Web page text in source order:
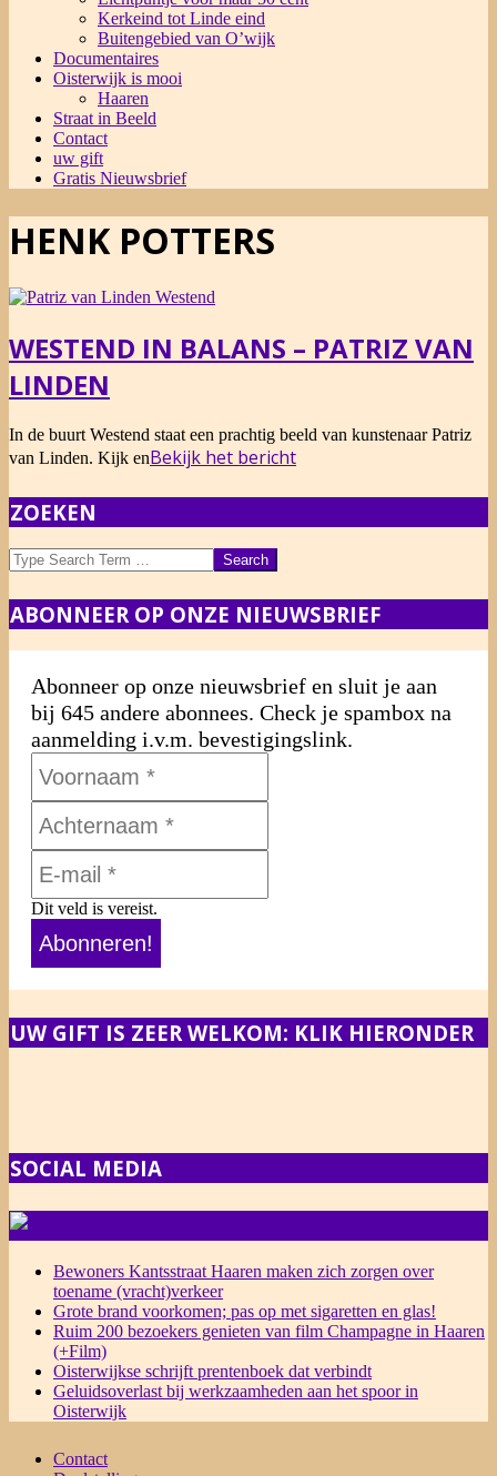
Kerkeind tot Linde eind
Buitengebied van O’wijk
Documentaires
Oisterwijk is mooi
Haaren
Straat in Beeld
Contact
uw gift
Gratis Nieuwsbrief
HENK POTTERS
WESTEND IN BALANS – PATRIZ VAN
LINDEN
2014-
01-
In de buurt Westend staat een prachtig beeld van kunstenaar Patriz
van Linden. Kijk enBekijk het bericht
ZOEKEN
Search
ABONNEER OP ONZE NIEUWSBRIEF
Abonneer op onze nieuwsbrief en sluit je aan
bij 645 andere abonnees. Check je spambox na
aanmelding i.v.m. bevestigingslink.
Dit veld is vereist.
UW GIFT IS ZEER WELKOM: KLIK HIERONDER
SOCIAL MEDIA
Bewoners Kantsstraat Haaren maken zich zorgen over
toename (vracht)verkeer
Grote brand voorkomen; pas op met sigaretten en glas!
Ruim 200 bezoekers genieten van film Champagne in Haaren
(+Film)
Oisterwijkse schrijft prentenboek dat verbindt
Geluidsoverlast bij werkzaamheden aan het spoor in
Oisterwijk
Contact